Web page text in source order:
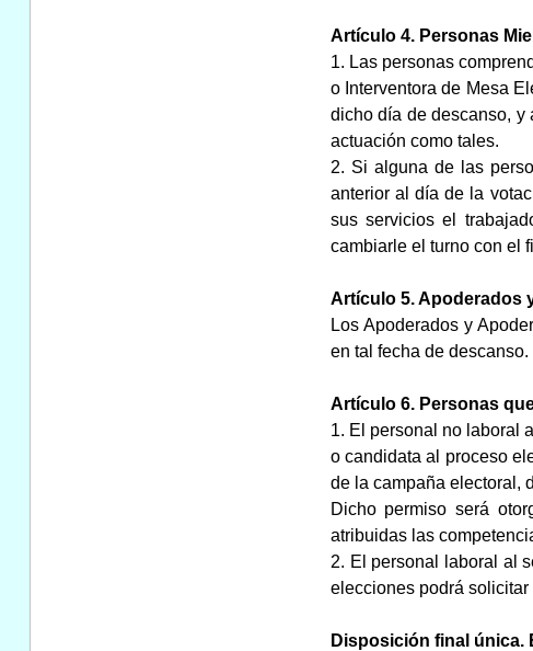
Artículo 4. Personas
1. Las personas
o Interventora de Mesa
dicho día de descanso, y
actuación como tales.
2. Si alguna de las
anterior al día de la
sus servicios el
cambiarle el turno con el
Artículo 5. Apoderados
Los Apoderados y
en tal fecha de descanso.
Artículo 6. Personas
1. El personal no laboral
o candidata al proceso
de la campaña electoral,
Dicho permiso será
atribuidas las
2. El personal laboral al
elecciones podrá
Disposición final única.